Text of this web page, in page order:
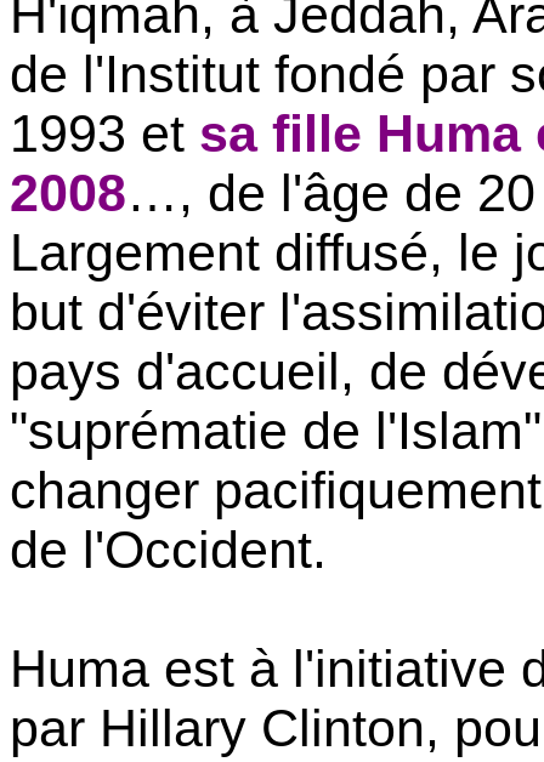
H'iqmah, à Jeddah,
de l'Institut fondé par
1993 et sa fille Huma
2008…, de l'âge de
Largement diffusé, le
but d'éviter
pays d'accueil, de
"suprématie de
changer
de l'Occident.
Huma est à l'initiative
par Hillary Clinton,